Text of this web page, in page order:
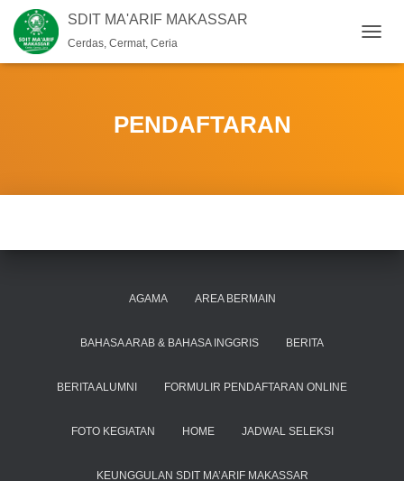
SDIT MA'ARIF MAKASSAR
Cerdas, Cermat, Ceria
O
S
PENDAFTARAN
AGAMA AREA BERMAIN
BAHASA ARAB & BAHASA INGGRIS BERITA
BERITA ALUMNI FORMULIR PENDAFTARAN ONLINE
FOTO KEGIATAN HOME JADWAL SELEKSI
KEUNGGULAN SDIT MA’ARIF MAKASSAR